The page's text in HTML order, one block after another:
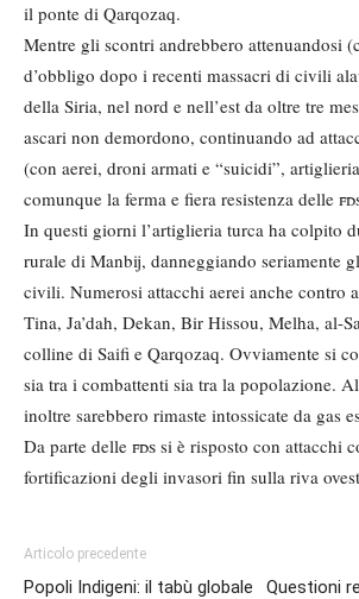
il ponte di Qarqozaq.
Mentre gli scontri andrebbero attenuandosi
d’obbligo dopo i recenti massacri di civili
della Siria, nel nord e nell’est da oltre tre
ascari non demordono, continuando ad
(con aerei, droni armati e “suicidi”,
comunque la ferma e fiera resistenza delle
In questi giorni l’artiglieria turca ha colpito
rurale di Manbij, danneggiando seriamente
civili. Numerosi attacchi aerei anche contro
Tina, Ja’dah, Dekan, Bir Hissou, Melha, al-
colline di Saifi e Qarqozaq. Ovviamente si
sia tra i combattenti sia tra la popolazione.
inoltre sarebbero rimaste intossicate da gas
Da parte delle fds si è risposto con attacchi
fortificazioni degli invasori fin sulla riva
Articolo precedente
Popoli Indigeni: il tabù globale
Questioni